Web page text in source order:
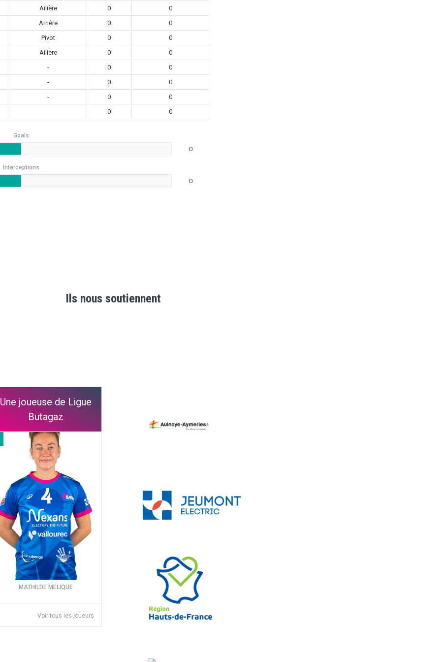
Ailière 0
0
Arrière 0
0
Pivot 0
0
Ailière 0
0
- 0
0
- 0
0
- 0
0
0 0
Goals
0
Interceptions
0
Ils nous soutiennent
Une joueuse de Ligue
Butagaz
MATHILDE MELIQUE
Voir tous les joueurs